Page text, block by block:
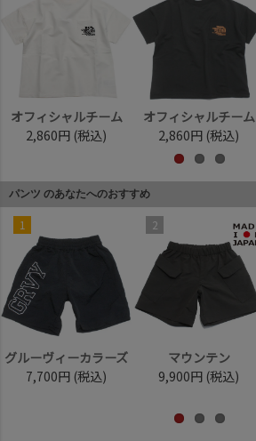
オフィシャルチーム
2,860円 (税込)
オフィシャルチーム
2,860円 (税込)
パンツ のあなたへのおすすめ
1
グルーヴィーカラーズ
7,700円 (税込)
2
マウンテン
9,900円 (税込)